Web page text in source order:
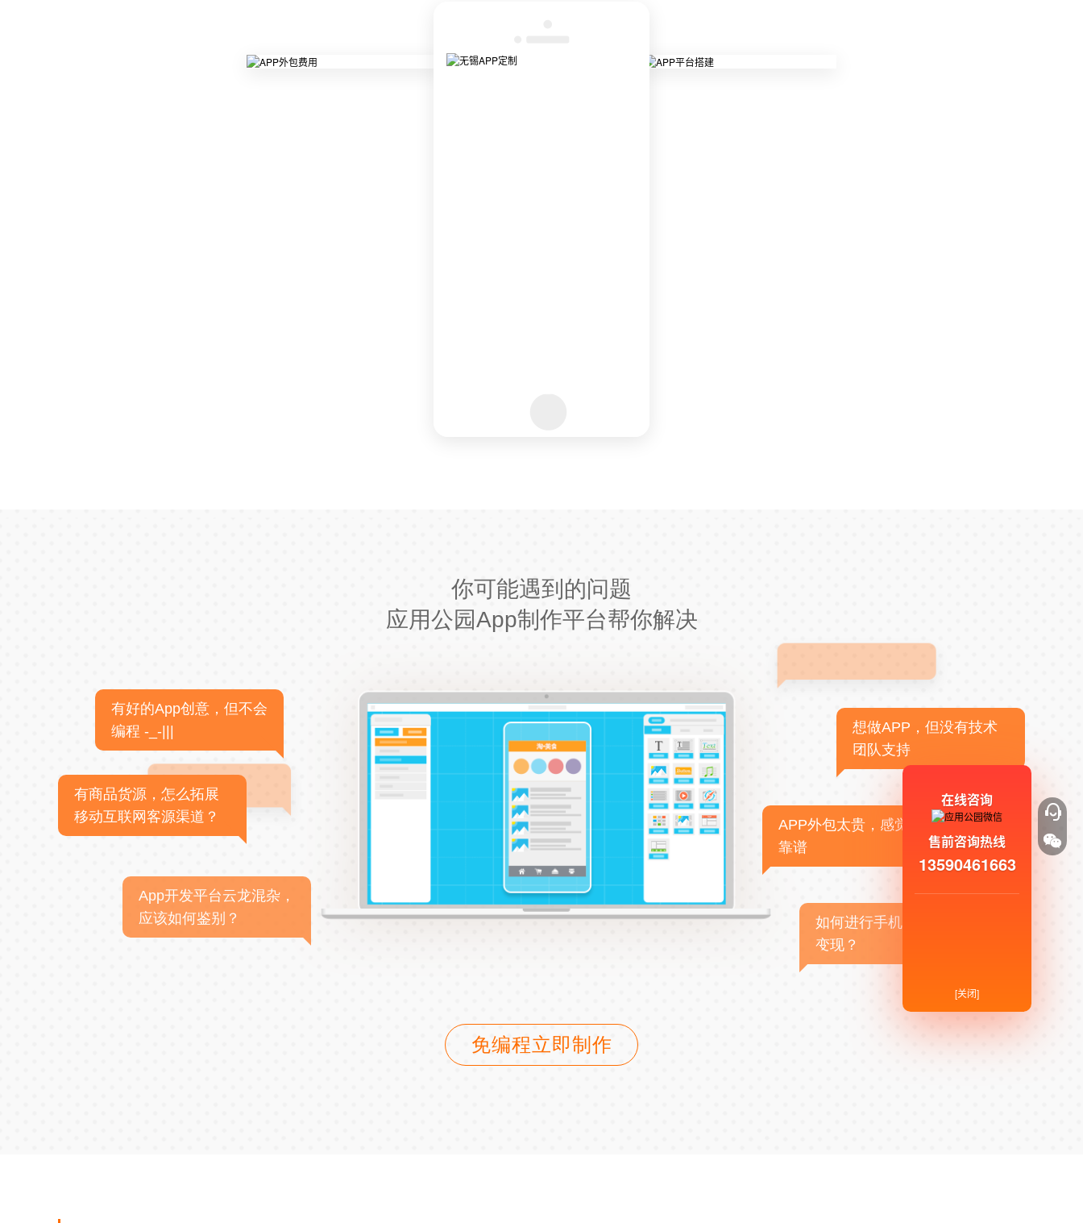
你可能遇到的问题
应用公园App制作平台帮你解决
有好的App创意，但不会
编程 -_-|||
有商品货源，怎么拓展
移动互联网客源渠道？
App开发平台云龙混杂，
应该如何鉴别？
想做APP，但没有技术
团队支持
APP外包太贵，感觉不
靠谱
如何进行手机APP商业
变现？
免编程立即制作
在线咨询
售前咨询热线
13590461663
[关闭]